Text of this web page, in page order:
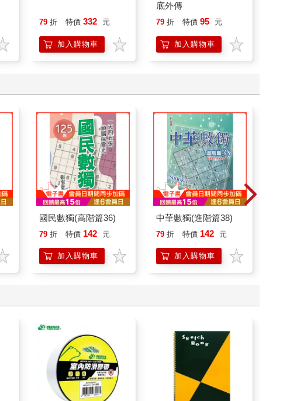
79 折 特價 332 元
加入購物車
底外傳
79 折 特價 95 元
加入購物車
國民數獨(高階篇36)
79 折 特價 142 元
加入購物車
中華數獨(進階篇38)
79 折 特價 142 元
加入購物車